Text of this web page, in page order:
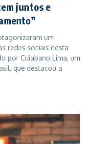
juntos e
um
redes sociais nesta
por Cuiabano Lima, um
que destacou a